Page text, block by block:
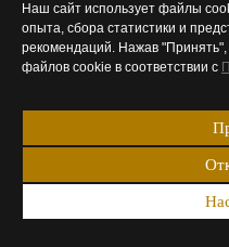
Наш сайт использует файлы
опыта, сбора статистики и
рекомендаций. Нажав "Принять",
файлов cookie в соответствии с